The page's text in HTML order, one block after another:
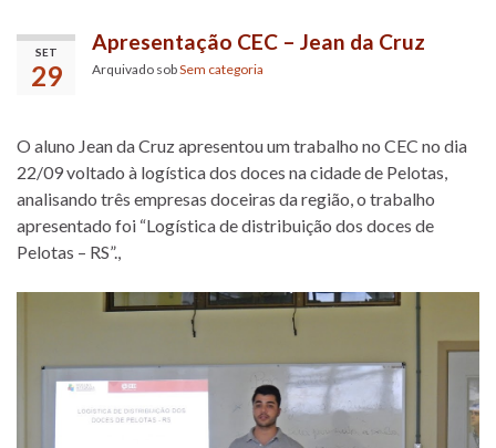
SET
29
Apresentação CEC – Jean da Cruz
Arquivado sobSem categoria
O aluno Jean da Cruz apresentou um trabalho no CEC no dia
22/09 voltado à logística dos doces na cidade de Pelotas,
analisando três empresas doceiras da região, o trabalho
apresentado foi “Logística de distribuição dos doces de
Pelotas – RS”.,